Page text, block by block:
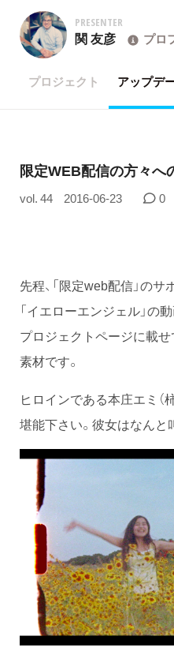
PRESENTER
関 友彦 プロ
プロジェクト アップデ
限定WEB配信の方々へ
vol. 44 2016-06-23 0
先程、「限定web配信」の
「イエローエンジェル」の
プロジェクトページに載
素材です。
ヒロインである本庄エミ（
堪能下さい。彼女はなんと